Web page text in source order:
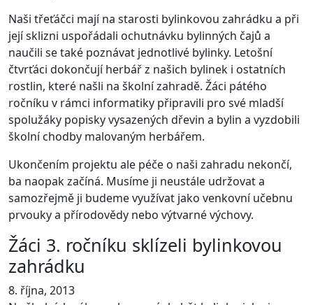
Naši třeťáčci mají na starosti bylinkovou zahrádku a při
její sklizni uspořádali ochutnávku bylinných čajů a
naučili se také poznávat jednotlivé bylinky. Letošní
čtvrťáci dokončují herbář z našich bylinek i ostatních
rostlin, které našli na školní zahradě. Žáci pátého
ročníku v rámci informatiky připravili pro své mladší
spolužáky popisky vysazených dřevin a bylin a vyzdobili
školní chodby malovaným herbářem.
Ukončením projektu ale péče o naši zahradu nekončí,
ba naopak začíná. Musíme ji neustále udržovat a
samozřejmě ji budeme využívat jako venkovní učebnu
prvouky a přírodovědy nebo výtvarné výchovy.
Žáci 3. ročníku sklízeli bylinkovou
zahrádku
8. října, 2013